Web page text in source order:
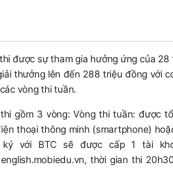
được sự tham gia hưởng ứng của
thưởng lên đến 288 triệu đồng với
vòng thi tuần.
gồm 3 vòng: Vòng thi tuần: được
thoại thông minh (smartphone)
ký với BTC sẽ được cấp 1 tài
thời gian thi